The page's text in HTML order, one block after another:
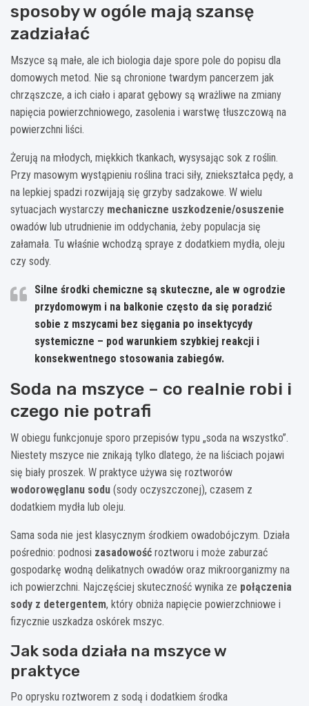
sposoby w ogóle mają szansę
zadziałać
Mszyce są małe, ale ich biologia daje spore pole do popisu dla
domowych metod. Nie są chronione twardym pancerzem jak
chrząszcze, a ich ciało i aparat gębowy są wrażliwe na zmiany
napięcia powierzchniowego, zasolenia i warstwę tłuszczową na
powierzchni liści.
Żerują na młodych, miękkich tkankach, wysysając sok z roślin.
Przy masowym wystąpieniu roślina traci siły, zniekształca pędy, a
na lepkiej spadzi rozwijają się grzyby sadzakowe. W wielu
sytuacjach wystarczy mechaniczne uszkodzenie/osuszenie
owadów lub utrudnienie im oddychania, żeby populacja się
załamała. Tu właśnie wchodzą spraye z dodatkiem mydła, oleju
czy sody.
Silne środki chemiczne są skuteczne, ale w ogrodzie
przydomowym i na balkonie często da się poradzić
sobie z mszycami bez sięgania po insektycydy
systemiczne – pod warunkiem szybkiej reakcji i
konsekwentnego stosowania zabiegów.
Soda na mszyce – co realnie robi i
czego nie potrafi
W obiegu funkcjonuje sporo przepisów typu „soda na wszystko”.
Niestety mszyce nie znikają tylko dlatego, że na liściach pojawi
się biały proszek. W praktyce używa się roztworów
wodorowęglanu sodu (sody oczyszczonej), czasem z
dodatkiem mydła lub oleju.
Sama soda nie jest klasycznym środkiem owadobójczym. Działa
pośrednio: podnosi zasadowość roztworu i może zaburzać
gospodarkę wodną delikatnych owadów oraz mikroorganizmy na
ich powierzchni. Najczęściej skuteczność wynika ze połączenia
sody z detergentem, który obniża napięcie powierzchniowe i
fizycznie uszkadza oskórek mszyc.
Jak soda działa na mszyce w
praktyce
Po oprysku roztworem z sodą i dodatkiem środka